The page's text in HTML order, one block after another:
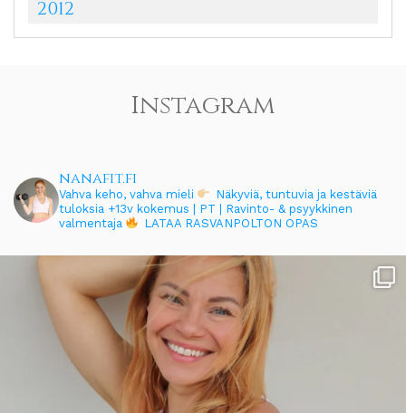
2012
Instagram
nanafit.fi
Vahva keho, vahva mieli
Näkyviä, tuntuvia ja kestäviä
tuloksia +13v kokemus | PT | Ravinto- & psyykkinen
valmentaja
LATAA RASVANPOLTON OPAS